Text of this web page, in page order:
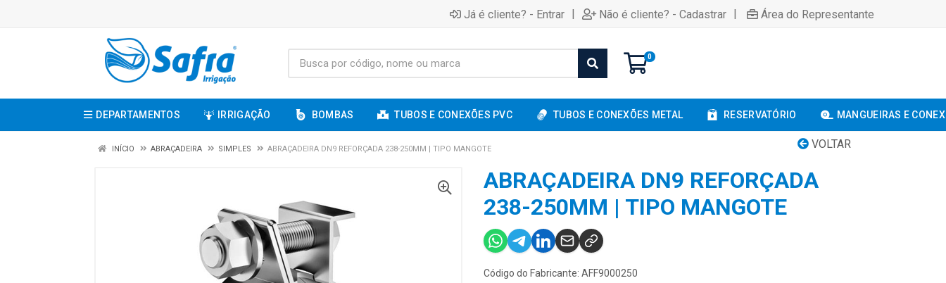
Já é cliente? - Entrar | Não é cliente? - Cadastrar | Área do Representante
0
DEPARTAMENTOS IRRIGAÇÃO BOMBAS TUBOS E CONEXÕES PVC TUBOS E CONEXÕES METAL RESERVATÓRIO MANGUEIRAS E
VOLTAR
INÍCIO ABRAÇADEIRA SIMPLES ABRAÇADEIRA DN9 REFORÇADA 238-250MM | TIPO MANGOTE
ABRAÇADEIRA DN9 REFORÇADA
238-250MM | TIPO MANGOTE
Código do Fabricante: AFF9000250